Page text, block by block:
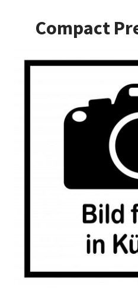
Kasse
Vertrag widerrufen
Widerrufsbelehrung
Compact